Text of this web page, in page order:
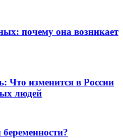
почему она возникает
Что изменится в России
людей